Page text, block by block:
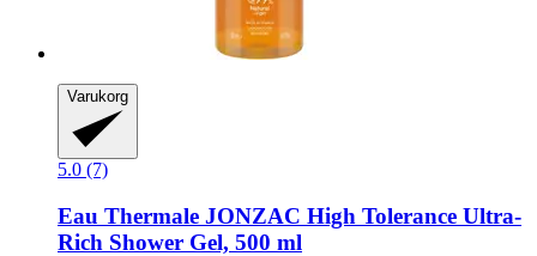
Varukorg
5.0 (7)
Eau Thermale JONZAC High Tolerance Ultra-​
Rich Shower Gel, 500 ml